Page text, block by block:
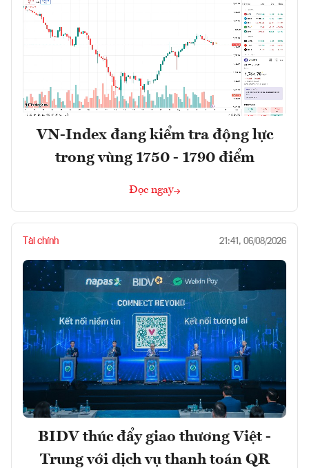
VN-Index đang kiểm tra động lực
trong vùng 1750 - 1790 điểm
Đọc ngay
Tài chính 21:41, 06/08/2026
BIDV thúc đẩy giao thương Việt -
Trung với dịch vụ thanh toán QR